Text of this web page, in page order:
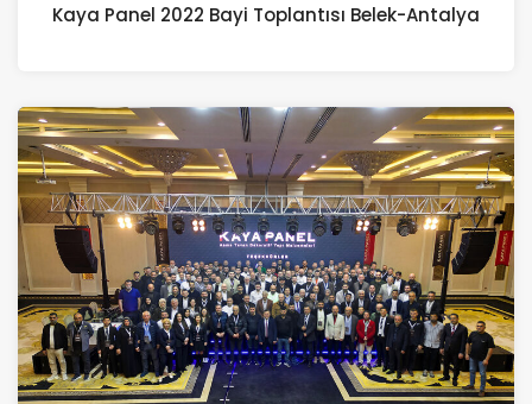
Kaya Panel 2022 Bayi Toplantısı Belek-Antalya